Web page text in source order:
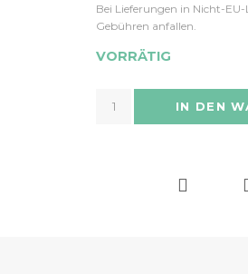
Bei Lieferungen in Nicht-
Gebühren anfallen.
VORRÄTIG
IN DEN